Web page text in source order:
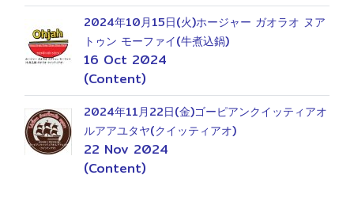
2024年10月15日(火)ホージャー ガオラオ ヌア
トゥン モーファイ(牛煮込鍋)
16 Oct 2024
(Content)
2024年11月22日(金)ゴーピアンクイッティアオ
ルアアユタヤ(クイッティアオ)
22 Nov 2024
(Content)